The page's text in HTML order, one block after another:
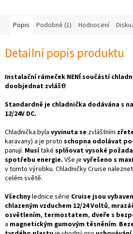
Popis Podobné (1) Hodnocení
Detailní popis produktu
Instalační rámeček NENÍ součástí
doobjednat zvlášť!
Standardně je chladnička dodávána s
12/24V DC.
Chladnička byla vyvinutase zvláštním
karavany) a je proto schopna odolávat
panují. Musítaké splňovat vysoké
spotřebu energie. Vše je vyřešeno s
v tomto výrobku. Chladničky Cruise
celém světě.
Všechnylednice série Cruise jsou
chlazeným vzduchem 12/24 Voltů,
osvětlením, termostatem, dveře s
a magnetickým gumovým těsněním.